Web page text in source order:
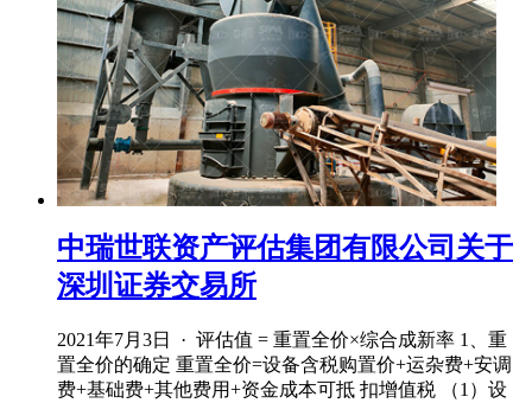
中瑞世联资产评估集团有限公司关于
深圳证券交易所
2021年7月3日 · 评估值 = 重置全价×综合成新率 1、重
置全价的确定 重置全价=设备含税购置价+运杂费+安调
费+基础费+其他费用+资金成本可抵 扣增值税 （1）设